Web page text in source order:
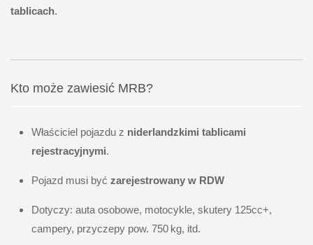
tablicach.
Kto może zawiesić MRB?
Właściciel pojazdu z niderlandzkimi tablicami
rejestracyjnymi.
Pojazd musi być zarejestrowany w RDW
Dotyczy: auta osobowe, motocykle, skutery 125cc+,
campery, przyczepy pow. 750 kg, itd.